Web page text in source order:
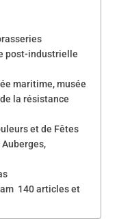
post-industrielle
maritime, musée
la résistance
et de Fêtes
140 articles et